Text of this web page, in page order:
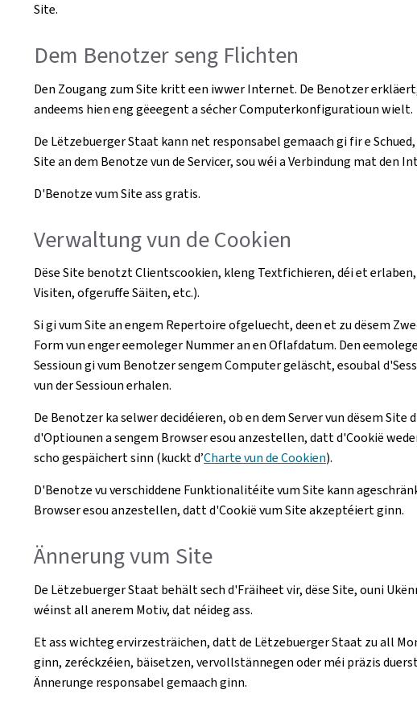
Site.
Dem Benotzer seng Flichten
Den Zougang zum Site kritt een iwwer Internet. De Benotzer
andeems hien eng gëeegent a sécher Computerkonfiguratioun wielt.
De Lëtzebuerger Staat kann net responsabel gemaach gi fir e
Site an dem Benotze vun de Servicer, sou wéi a Verbindung mat den
D'Benotze vum Site ass gratis.
Verwaltung vun de Cookien
Dëse Site benotzt Clientscookien, kleng Textfichieren, déi et
Visiten, ofgeruffe Säiten, etc.).
Si gi vum Site an engem Repertoire ofgeluecht, deen et zu dësem
Form vun enger eemoleger Nummer an en Oflafdatum. Den
Sessioun gi vum Benotzer sengem Computer geläscht, esoubal
vun der Sessioun erhalen.
De Benotzer ka selwer decidéieren, ob en dem Server vun dësem
d'Optiounen a sengem Browser esou anzestellen, datt d'Cookië
scho gespäichert sinn (kuckt d’Charte vun de Cookien).
D'Benotze vu verschiddene Funktionalitéite vum Site kann
Browser esou anzestellen, datt d'Cookië vum Site akzeptéiert ginn.
Ännerung vum Site
De Lëtzebuerger Staat behält sech d'Fräiheet vir, dëse Site, ouni
wéinst all anerem Motiv, dat néideg ass.
Et ass wichteg ervirzesträichen, datt de Lëtzebuerger Staat zu all
ginn, zeréckzéien, bäisetzen, vervollstännegen oder méi präzis
Ännerunge responsabel gemaach ginn.